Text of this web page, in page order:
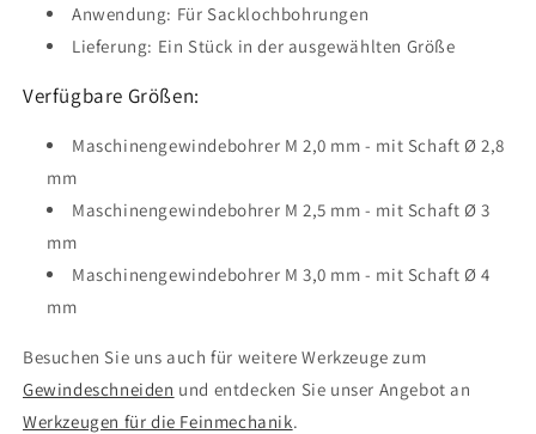
Anwendung: Für Sacklochbohrungen
Lieferung: Ein Stück in der ausgewählten Größe
Verfügbare Größen:
Maschinengewindebohrer M 2,0 mm - mit Schaft Ø 2,8
mm
Maschinengewindebohrer M 2,5 mm - mit Schaft Ø 3
mm
Maschinengewindebohrer M 3,0 mm - mit Schaft Ø 4
mm
Besuchen Sie uns auch für weitere Werkzeuge zum
Gewindeschneiden und entdecken Sie unser Angebot an
Werkzeugen für die Feinmechanik.